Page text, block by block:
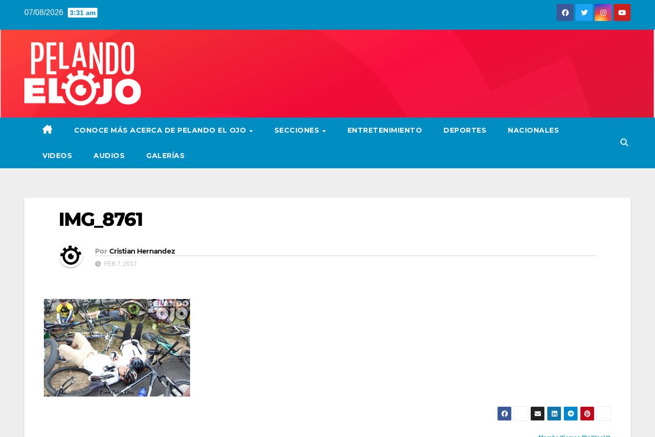
07/08/2026 3:31 am
CONOCE MÁS ACERCA DE PELANDO EL OJO SECCIONES ENTRETENIMIENTO DEPORTES NACIONALES
VIDEOS AUDIOS GALERÍAS
IMG_8761
Por Cristian Hernandez
FEB 7, 2017